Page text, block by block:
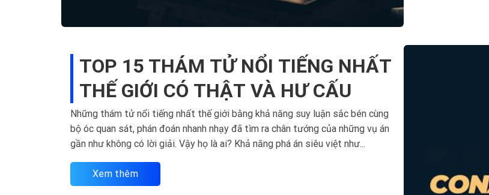
TOP 15 THÁM TỬ NỔI TIẾNG NHẤT
THẾ GIỚI CÓ THẬT VÀ HƯ CẤU
Những thám tử nổi tiếng nhất thế giới bằng khả năng suy luận sắc bén cùng
bộ óc quan sát, phán đoán nhanh nhạy đã tìm ra chân tướng của những vụ án
gần như không có lời giải. Vậy họ là ai? Khả năng phá án siêu việt như...
Xem thêm